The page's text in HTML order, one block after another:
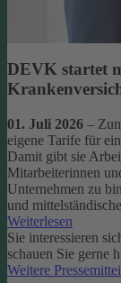
DEVK startet
01. Juli 2026 –
eigene Tarife für
Damit gibt sie
Mitarbeiterinnen
Unternehmen zu
und
Weiterlesen
Sie interessieren
schauen Sie gerne
Weitere